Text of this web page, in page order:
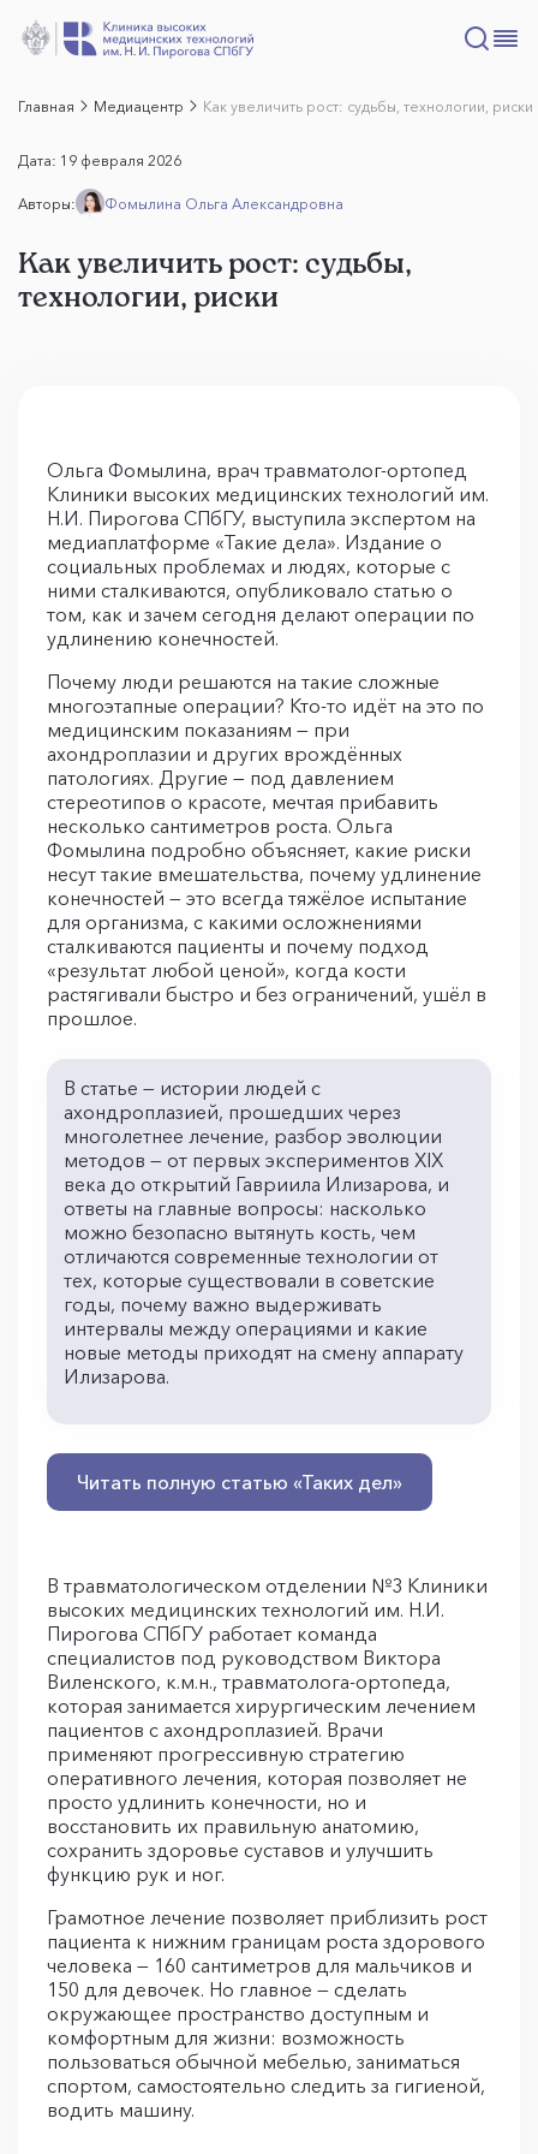
Главная Медиацентр Как увеличить рост: судьбы, технологии, риски
Дата: 19 февраля 2026
Авторы: Фомылина Ольга Александровна
Как увеличить рост: судьбы,
технологии, риски
Ольга Фомылина, врач травматолог-ортопед
Клиники высоких медицинских технологий им.
Н.И. Пирогова СПбГУ, выступила экспертом на
медиаплатформе «Такие дела». Издание о
социальных проблемах и людях, которые с
ними сталкиваются, опубликовало статью о
том, как и зачем сегодня делают операции по
удлинению конечностей.
Почему люди решаются на такие сложные
многоэтапные операции? Кто-то идёт на это по
медицинским показаниям — при
ахондроплазии и других врождённых
патологиях. Другие — под давлением
стереотипов о красоте, мечтая прибавить
несколько сантиметров роста. Ольга
Фомылина подробно объясняет, какие риски
несут такие вмешательства, почему удлинение
конечностей — это всегда тяжёлое испытание
для организма, с какими осложнениями
сталкиваются пациенты и почему подход
«результат любой ценой», когда кости
растягивали быстро и без ограничений, ушёл в
прошлое.
В статье — истории людей с
ахондроплазией, прошедших через
многолетнее лечение, разбор эволюции
методов — от первых экспериментов XIX
века до открытий Гавриила Илизарова, и
ответы на главные вопросы: насколько
можно безопасно вытянуть кость, чем
отличаются современные технологии от
тех, которые существовали в советские
годы, почему важно выдерживать
интервалы между операциями и какие
новые методы приходят на смену аппарату
Илизарова.
Читать полную статью «Таких дел»
В травматологическом отделении №3 Клиники
высоких медицинских технологий им. Н.И.
Пирогова СПбГУ работает команда
специалистов под руководством Виктора
Виленского, к.м.н., травматолога-ортопеда,
которая занимается хирургическим лечением
пациентов с ахондроплазией. Врачи
применяют прогрессивную стратегию
оперативного лечения, которая позволяет не
просто удлинить конечности, но и
восстановить их правильную анатомию,
сохранить здоровье суставов и улучшить
функцию рук и ног.
Грамотное лечение позволяет приблизить рост
пациента к нижним границам роста здорового
человека — 160 сантиметров для мальчиков и
150 для девочек. Но главное — сделать
окружающее пространство доступным и
комфортным для жизни: возможность
пользоваться обычной мебелью, заниматься
спортом, самостоятельно следить за гигиеной,
водить машину.